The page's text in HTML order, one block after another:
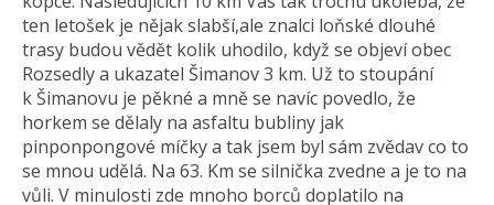
ten letošek je nějak slabší,ale znalci loňské dlouhé
trasy budou vědět kolik uhodilo, když se objeví obec
Rozsedly a ukazatel Šimanov 3 km. Už to stoupání
k Šimanovu je pěkné a mně se navíc povedlo, že
horkem se dělaly na asfaltu bubliny jak
pinponpongové míčky a tak jsem byl sám zvědav co to
se mnou udělá. Na 63. Km se silnička zvedne a je to na
vůli. V minulosti zde mnoho borců doplatilo na